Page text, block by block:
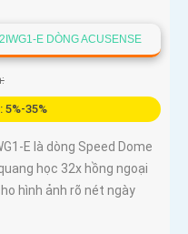
E DÒNG ACUSENSE
5%-35%
E là dòng Speed Dome
học 32x hồng ngoại
hình ảnh rõ nét ngày